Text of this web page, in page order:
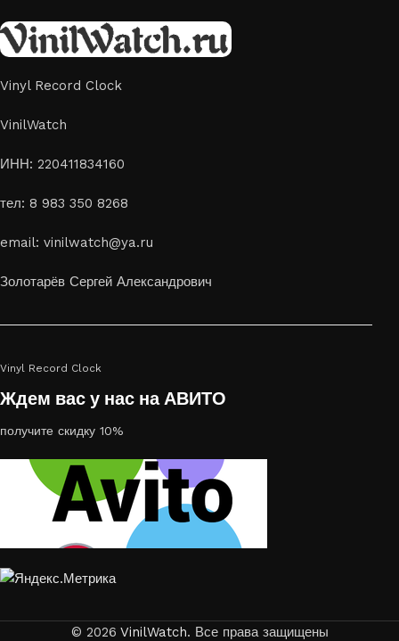
аксессуар идеально подойдет для гостиной, спальни,
офиса или даже для оформления кафе, студии или
творческого пространства.
Картины на стекле и дереве
Лазерная гравировка на стекле или дереве, оригинальный
или украсить свой дом
украсить пространство, лазерная гравировка фото по дереву
Vinyl Record Clock
VinilWatch
ИНН: 220411834160
тел: 8 983 350 8268
email: vinilwatch@ya.ru
Золотарёв Сергей Александрович
Vinyl Record Clock
Ждем вас у нас на АВИТО
получите скидку 10%
© 2026 VinilWatch. Все права защищены